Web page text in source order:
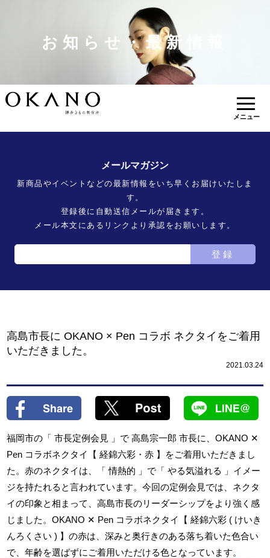
お知らせ・最新情報
メニュー
メールマガジン
新商品やイベントなどの最新情報をいち早くお届けいたしま
す。
登録後に自動送信メールが届きます。
メール本文にあるリンクより承認をお願いします。
登録
高島市長に OKANO × Pen コラボ ネクタイをご着用
いただきました。
2021.03.24
福岡市の「 市長定例会見 」で 高島宗一郎 市長に、OKANO ✕
Pen コラボネクタイ【 経錦六彩・赤 】をご着用いただきまし
た。赤のネクタイは、「 情熱的 」で「 やる気溢れる 」イメー
ジを持たれると言われています。今回の定例会見では、ネクタ
イの印象と相まって、高島市長のリーダーシップをより強く感
じました。OKANO ✕ Pen コラボネクタイ【 経錦六彩 ( けいき
んろくさい ) 】の赤は、深みと奥行きのある落ち着いた色合い
で、年齢を選ばずにご着用いただける色となっています。